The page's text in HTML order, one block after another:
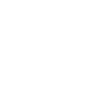
automaticamente
Se tiver uma
automática, o Período
automaticamente na
que cancele a
antes do dia da cobrança.
ou produto de
Serviço terá a duração
ou na